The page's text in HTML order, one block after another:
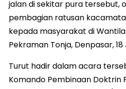
jalan di sekitar pura tersebut,
pembagian ratusan
kepada masyarakat di
Pekraman Tonja, Denpasar, 18
Turut hadir dalam acara
Komando Pembinaan Doktrin